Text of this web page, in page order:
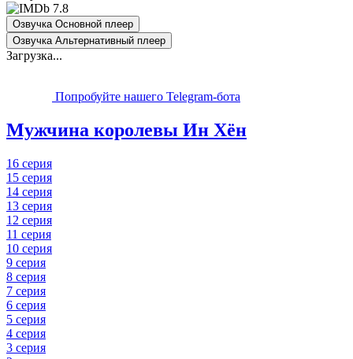
7.8
Озвучка Основной плеер
Озвучка Альтернативный плеер
Загрузка...
Попробуйте нашего Telegram-бота
Мужчина королевы Ин Хён
16 серия
15 серия
14 серия
13 серия
12 серия
11 серия
10 серия
9 серия
8 серия
7 серия
6 серия
5 серия
4 серия
3 серия